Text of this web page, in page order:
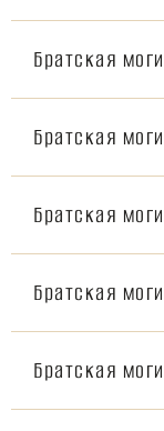
Братская
Братская
Братская
Братская
Братская